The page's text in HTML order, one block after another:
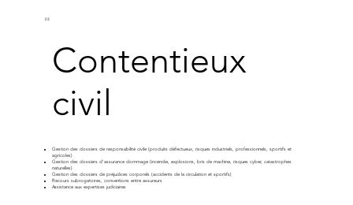
03
Contentieux
civil
Gestion des dossiers de responsabilité civile (produits défectueux, risques industriels, professionnels, sportifs et
agricoles)
Gestion des dossiers d'assurance dommage (incendie, explosions, bris de machine, risques cyber, catastrophes
naturelles)
Gestion des dossiers de préjudices corporels (accidents de la circulation et sportifs)
Recours subrogatoires, conventions entre assureurs
Assistance aux expertises judiciaires